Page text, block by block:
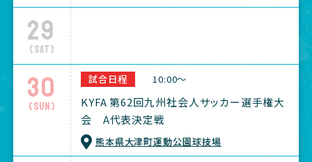
29
(Sat)
30
(Sun)
試合日程 10:00～
KYFA 第62回九州社会人サッカー選手権大
会 A代表決定戦
熊本県大津町運動公園球技場